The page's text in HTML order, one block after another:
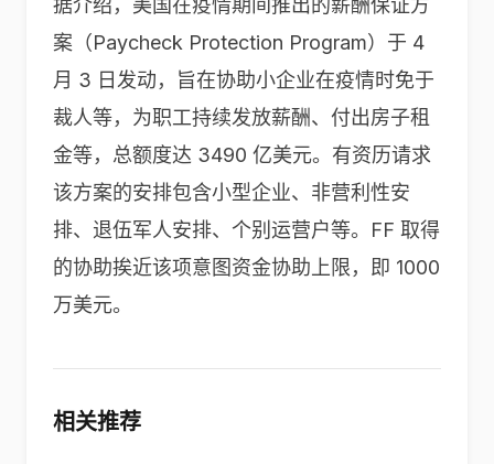
据介绍，美国在疫情期间推出的薪酬保证方
案（Paycheck Protection Program）于 4
月 3 日发动，旨在协助小企业在疫情时免于
裁人等，为职工持续发放薪酬、付出房子租
金等，总额度达 3490 亿美元。有资历请求
该方案的安排包含小型企业、非营利性安
排、退伍军人安排、个别运营户等。FF 取得
的协助挨近该项意图资金协助上限，即 1000
万美元。
相关推荐